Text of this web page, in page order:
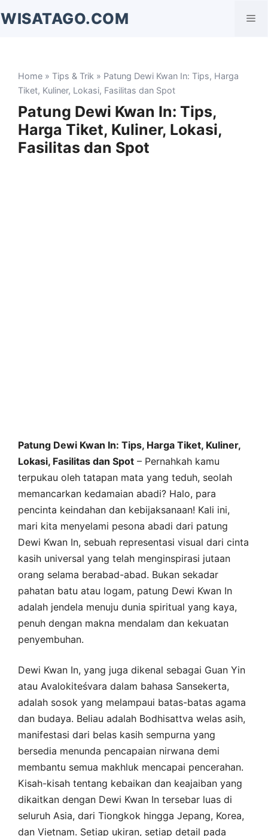
ke
WISATAGO.COM
Home » Tips & Trik » Patung Dewi Kwan In: Tips, Harga
Tiket, Kuliner, Lokasi, Fasilitas dan Spot
Patung Dewi Kwan In: Tips,
Harga Tiket, Kuliner, Lokasi,
Fasilitas dan Spot
Patung Dewi Kwan In: Tips, Harga Tiket, Kuliner,
Lokasi, Fasilitas dan Spot – Pernahkah kamu
terpukau oleh tatapan mata yang teduh, seolah
memancarkan kedamaian abadi? Halo, para
pencinta keindahan dan kebijaksanaan! Kali ini,
mari kita menyelami pesona abadi dari patung
Dewi Kwan In, sebuah representasi visual dari cinta
kasih universal yang telah menginspirasi jutaan
orang selama berabad-abad. Bukan sekadar
pahatan batu atau logam, patung Dewi Kwan In
adalah jendela menuju dunia spiritual yang kaya,
penuh dengan makna mendalam dan kekuatan
penyembuhan.
Dewi Kwan In, yang juga dikenal sebagai Guan Yin
atau Avalokiteśvara dalam bahasa Sansekerta,
adalah sosok yang melampaui batas-batas agama
dan budaya. Beliau adalah Bodhisattva welas asih,
manifestasi dari belas kasih sempurna yang
bersedia menunda pencapaian nirwana demi
membantu semua makhluk mencapai pencerahan.
Kisah-kisah tentang kebaikan dan keajaiban yang
dikaitkan dengan Dewi Kwan In tersebar luas di
seluruh Asia, dari Tiongkok hingga Jepang, Korea,
dan Vietnam. Setiap ukiran, setiap detail pada